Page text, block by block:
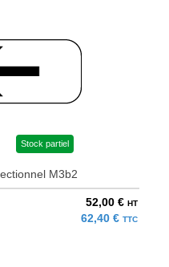
Stock partiel
M3b2
52,00 € HT
62,40 € TTC